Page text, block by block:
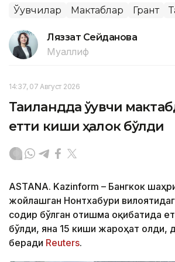
Ўқувчилар Мактаблар Грант
Ляззат Сейданова
Муаллиф
14:37, 07 Август 2026
Таиландда ўқувчи
етти киши ҳалок бўлди
ASTANA. Kazinform – Бангкок
жойлашган Нонтхабури
содир бўлган отишма оқибатида
бўлди, яна 15 киши жароҳат олди,
беради Reuters.